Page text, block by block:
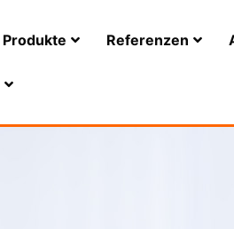
Produkte Referenzen